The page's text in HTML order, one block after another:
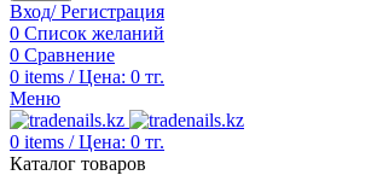
Вход/ Регистрация
0 Список желаний
0 Сравнение
0 items / Цена: 0 тг.
Меню
0 items / Цена: 0 тг.
Каталог товаров